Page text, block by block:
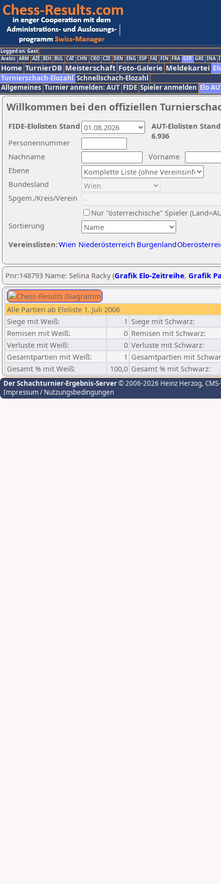
Logged on: Gast
Arabic ARM AZE BIH BUL CAT CHN CRO CZE DEN ENG ESP FAI FIN FRA GER GRE INA
Home TurnierDB Meisterschaft Foto-Galerie Meldekartei
Turnierschach-Elozahl Schnellschach-Elozahl
Allgemeines Turnier anmelden: AUT FIDE Spieler anmelden Elo
Willkommen bei den offiziellen
Nachname
Vorname
Ebene
Sortierung
Personennummer
Bundesland
Spgem./Kreis/Verein
Nur "österreichische" Spieler
Vereinslisten:Wien Niederösterreich Burgenland
AUT-Elolisten
6.936
FIDE-Elolisten Stand
Pnr:148793 Name: Selina Racky (Grafik Elo-Zeitreihe, Grafik
Alle Partien ab Eloliste 1. Juli 2006
Siege mit Weiß:
1 Siege mit Schwarz:
Remisen mit Weiß:
0 Remisen mit Schwarz:
Verluste mit Weiß:
0 Verluste mit Schwarz:
Gesamtpartien mit Weiß:
1 Gesamtpartien mit
Gesamt % mit Weiß:
100,0 Gesamt % mit Schwarz:
Der Schachturnier-Ergebnis-Server© 2006-2026 Heinz Herzog,
Impressum / Nutzungsbedingungen